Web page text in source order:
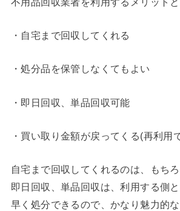
・自宅まで回収してくれる
・処分品を保管しなくてもよい
・即日回収、単品回収可能
・買い取り金額が戻ってくる(再利用
自宅まで回収してくれるのは、もち
即日回収、単品回収は、利用する側
早く処分できるので、かなり魅力的